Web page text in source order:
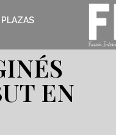
PLAZAS
EN